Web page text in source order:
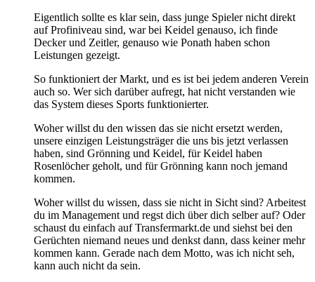
Eigentlich sollte es klar sein, dass junge Spieler nicht direkt
auf Profiniveau sind, war bei Keidel genauso, ich finde
Decker und Zeitler, genauso wie Ponath haben schon
Leistungen gezeigt.
So funktioniert der Markt, und es ist bei jedem anderen Verein
auch so. Wer sich darüber aufregt, hat nicht verstanden wie
das System dieses Sports funktionierter.
Woher willst du den wissen das sie nicht ersetzt werden,
unsere einzigen Leistungsträger die uns bis jetzt verlassen
haben, sind Grönning und Keidel, für Keidel haben
Rosenlöcher geholt, und für Grönning kann noch jemand
kommen.
Woher willst du wissen, dass sie nicht in Sicht sind? Arbeitest
du im Management und regst dich über dich selber auf? Oder
schaust du einfach auf Transfermarkt.de und siehst bei den
Gerüchten niemand neues und denkst dann, dass keiner mehr
kommen kann. Gerade nach dem Motto, was ich nicht seh,
kann auch nicht da sein.